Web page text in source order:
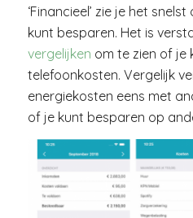
‘Financieel’ zie je het
kunt besparen. Het is
vergelijken om te zien of je
telefoonkosten. Vergelijk
energiekosten eens met
of je kunt besparen op